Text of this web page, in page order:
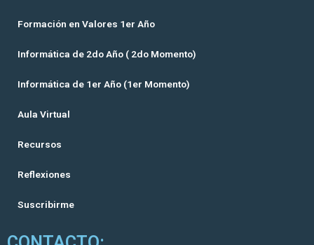
Formación en Valores 1er Año
Informática de 2do Año ( 2do Momento)
Informática de 1er Año (1er Momento)
Aula Virtual
Recursos
Reflexiones
Suscribirme